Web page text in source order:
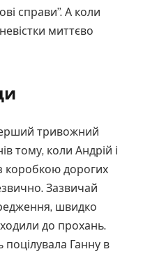
справи”. А коли
миттєво
тривожний
тому, коли Андрій і
коробкою дорогих
Зазвичай
швидко
до прохань.
поцілувала Ганну в